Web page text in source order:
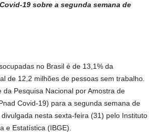
19 sobre a segunda semana de
no Brasil é de 13,1% da
de 12,2 milhões de pessoas sem trabalho.
da Pesquisa Nacional por Amostra de
Covid-19) para a segunda semana de
nesta sexta-feira (31) pelo Instituto
e Estatística (IBGE).